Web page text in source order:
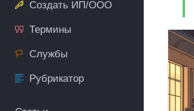
Создать ИП/ООО
Термины
Службы
Рубрикатор